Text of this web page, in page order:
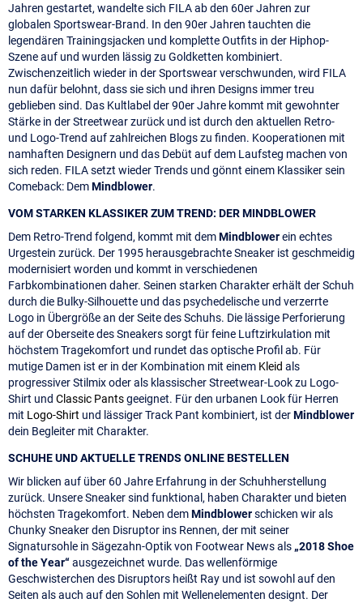
Jahren gestartet, wandelte sich FILA ab den 60er Jahren zur
globalen Sportswear-Brand. In den 90er Jahren tauchten die
legendären Trainingsjacken und komplette Outfits in der Hiphop-
Szene auf und wurden lässig zu Goldketten kombiniert.
Zwischenzeitlich wieder in der Sportswear verschwunden, wird FILA
nun dafür belohnt, dass sie sich und ihren Designs immer treu
geblieben sind. Das Kultlabel der 90er Jahre kommt mit gewohnter
Stärke in der Streetwear zurück und ist durch den aktuellen Retro-
und Logo-Trend auf zahlreichen Blogs zu finden. Kooperationen mit
namhaften Designern und das Debüt auf dem Laufsteg machen von
sich reden. FILA setzt wieder Trends und gönnt einem Klassiker sein
Comeback: DemMindblower.
VOM STARKEN KLASSIKER ZUM TREND: DER MINDBLOWER
Dem Retro-Trend folgend, kommt mit demMindblowerein echtes
Urgestein zurück. Der 1995 herausgebrachte Sneaker ist geschmeidig
modernisiert worden und kommt in verschiedenen
Farbkombinationen daher. Seinen starken Charakter erhält der Schuh
durch die Bulky-Silhouette und das psychedelische und verzerrte
Logo in Übergröße an der Seite des Schuhs. Die lässige Perforierung
auf der Oberseite des Sneakers sorgt für feine Luftzirkulation mit
höchstem Tragekomfort und rundet das optische Profil ab. Für
mutige Damen ist er in der Kombination mit einem Kleid als
progressiver Stilmix oder als klassischer Streetwear-Look zu Logo-
Shirt und Classic Pantsgeeignet. Für den urbanen Look für Herren
mit Logo-Shirt und lässiger Track Pant kombiniert, ist derMindblower
dein Begleiter mit Charakter.
SCHUHE UND AKTUELLE TRENDS ONLINE BESTELLEN
Wir blicken auf über 60 Jahre Erfahrung in der Schuhherstellung
zurück. Unsere Sneaker sind funktional, haben Charakter und bieten
höchsten Tragekomfort. Neben demMindblowerschicken wir als
Chunky Sneaker den Disruptor ins Rennen, der mit seiner
Signatursohle in Sägezahn-Optik von Footwear News als „2018 Shoe
of the Year“ausgezeichnet wurde. Das wellenförmige
Geschwisterchen des Disruptors heißt Ray und ist sowohl auf den
Seiten als auch auf den Sohlen mit Wellenelementen designt. Der